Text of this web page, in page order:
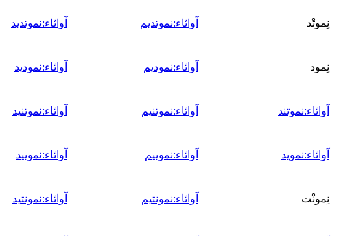
نِموتْد آواثاء:نموتدیم آواثاء:نموتدید
نِمود آواثاء:نمودیم آواثاء:نمودید
آواثاء:نموتند آواثاء:نموتنیم آواثاء:نموتنید
آواثاء:نموید آواثاء:نموییم آواثاء:نمویید
نِمونْت آواثاء:نمونتیم آواثاء:نمونتید